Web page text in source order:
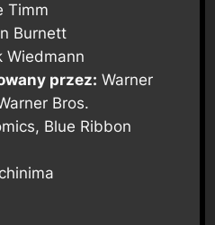
Timm
Burnett
Wiedmann
przez: Warner
Bros.
Blue Ribbon